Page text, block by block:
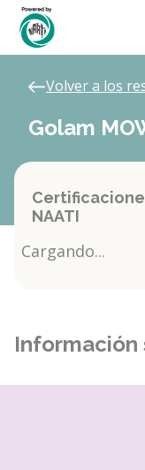
Volver a los
Golam
NAATI
Cargando...
Información